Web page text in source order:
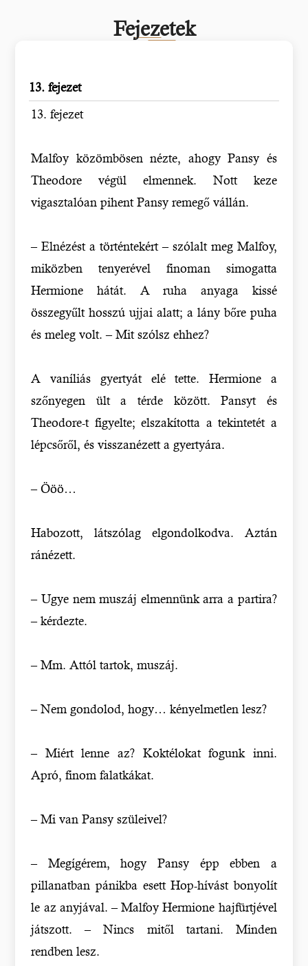
Fejezetek
13. fejezet
13. fejezet
Malfoy közömbösen nézte, ahogy Pansy és
Theodore végül elmennek. Nott keze
vigasztalóan pihent Pansy remegő vállán.
– Elnézést a történtekért – szólalt meg Malfoy,
miközben tenyerével finoman simogatta
Hermione hátát. A ruha anyaga kissé
összegyűlt hosszú ujjai alatt; a lány bőre puha
és meleg volt. – Mit szólsz ehhez?
A vaníliás gyertyát elé tette. Hermione a
szőnyegen ült a térde között. Pansyt és
Theodore-t figyelte; elszakította a tekintetét a
lépcsőről, és visszanézett a gyertyára.
– Ööö…
Habozott, látszólag elgondolkodva. Aztán
ránézett.
– Ugye nem muszáj elmennünk arra a partira?
– kérdezte.
– Mm. Attól tartok, muszáj.
– Nem gondolod, hogy… kényelmetlen lesz?
– Miért lenne az? Koktélokat fogunk inni.
Apró, finom falatkákat.
– Mi van Pansy szüleivel?
– Megígérem, hogy Pansy épp ebben a
pillanatban pánikba esett Hop-hívást bonyolít
le az anyjával. – Malfoy Hermione hajfürtjével
játszott. – Nincs mitől tartani. Minden
rendben lesz.